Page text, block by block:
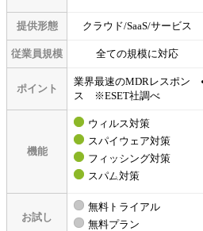
提供形態 クラウド/SaaS/サービス
従業員規模 全ての規模に対応
ポイント
業界最速のMDRレスポン
ス ※ESET社調べ
機能
ウィルス対策
スパイウェア対策
フィッシング対策
スパム対策
お試し
無料トライアル
無料プラン